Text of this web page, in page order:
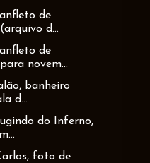
de
d...
de
novem...
banheiro
d...
do Inferno,
foto de